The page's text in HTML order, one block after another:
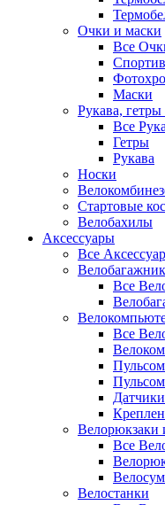
Очки и маски
Все
Маски
Рукава,
Все
Гетры
Рукава
Носки
Стартовые
Велобахилы
Аксессуары
Все
Все
Все
Велорюкзаки
Все
Велостанки